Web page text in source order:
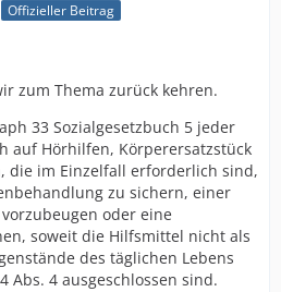
Offizieller Beitrag
zum Thema zurück kehren.
33 Sozialgesetzbuch 5 jeder
auf Hörhilfen, Körperersatzstück
die im Einzelfall erforderlich sind,
zu sichern, einer
oder eine
soweit die Hilfsmittel nicht als
des täglichen Lebens
Abs. 4 ausgeschlossen sind.